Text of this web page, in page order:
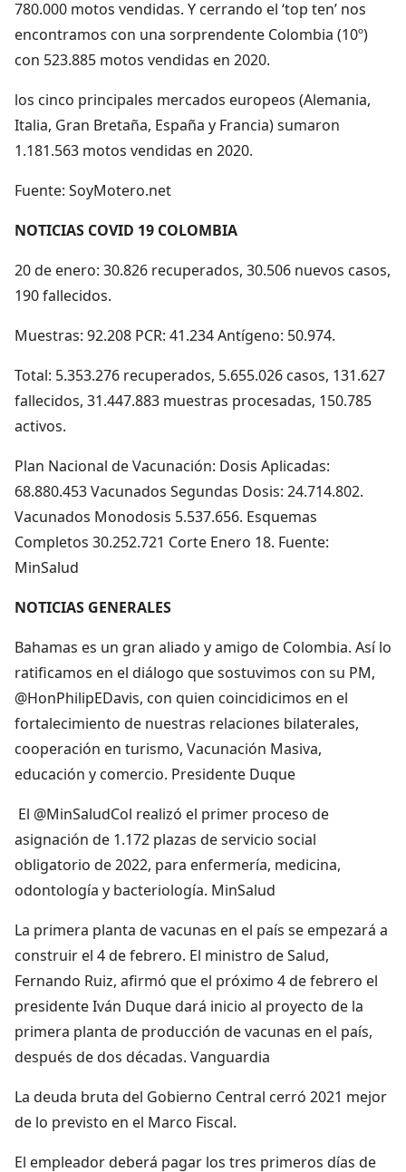
780.000 motos vendidas. Y cerrando el ‘top ten’ nos
encontramos con una sorprendente Colombia (10º)
con 523.885 motos vendidas en 2020.
los cinco principales mercados europeos (Alemania,
Italia, Gran Bretaña, España y Francia) sumaron
1.181.563 motos vendidas en 2020.
Fuente: SoyMotero.net
NOTICIAS COVID 19 COLOMBIA
20 de enero: 30.826 recuperados, 30.506 nuevos casos,
190 fallecidos.
Muestras: 92.208 PCR: 41.234 Antígeno: 50.974.
Total: 5.353.276 recuperados, 5.655.026 casos, 131.627
fallecidos, 31.447.883 muestras procesadas, 150.785
activos.
Plan Nacional de Vacunación: Dosis Aplicadas:
68.880.453 Vacunados Segundas Dosis: 24.714.802.
Vacunados Monodosis 5.537.656. Esquemas
Completos 30.252.721 Corte Enero 18. Fuente:
MinSalud
NOTICIAS GENERALES
Bahamas es un gran aliado y amigo de Colombia. Así lo
ratificamos en el diálogo que sostuvimos con su PM,
@HonPhilipEDavis, con quien coincidicimos en el
fortalecimiento de nuestras relaciones bilaterales,
cooperación en turismo, Vacunación Masiva,
educación y comercio. Presidente Duque
El @MinSaludCol realizó el primer proceso de
asignación de 1.172 plazas de servicio social
obligatorio de 2022, para enfermería, medicina,
odontología y bacteriología. MinSalud
La primera planta de vacunas en el país se empezará a
construir el 4 de febrero. El ministro de Salud,
Fernando Ruiz, afirmó que el próximo 4 de febrero el
presidente Iván Duque dará inicio al proyecto de la
primera planta de producción de vacunas en el país,
después de dos décadas. Vanguardia
La deuda bruta del Gobierno Central cerró 2021 mejor
de lo previsto en el Marco Fiscal.
El empleador deberá pagar los tres primeros días de